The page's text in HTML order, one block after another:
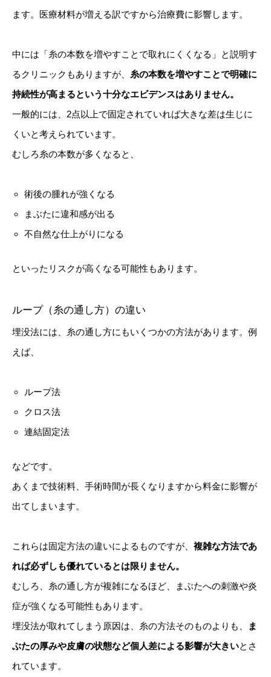
ます。医療材料が増える訳ですから治療費に影響します。
中には「糸の本数を増やすことで取れにくくなる」と説明す
るクリニックもありますが、
糸の本数を増やすことで明確に
持続性が高まるという十分なエビデンスはありません。
一般的には、2点以上で固定されていれば大きな差は生じに
くいと考えられています。
むしろ糸の本数が多くなると、
術後の腫れが強くなる
まぶたに違和感が出る
不自然な仕上がりになる
といったリスクが高くなる可能性もあります。
ループ（糸の通し方）の違い
埋没法には、糸の通し方にもいくつかの方法があります。例
えば、
ループ法
クロス法
連結固定法
などです。
あくまで技術料、手術時間が長くなりますから料金に影響が
出てしまいます。
これらは固定方法の違いによるものですが、 複雑な方法であ
れば必ずしも優れているとは限りません。
むしろ、糸の通し方が複雑になるほど、まぶたへの刺激や炎
症が強くなる可能性もあります。
埋没法が取れてしまう原因は、糸の方法そのものよりも、
ま
ぶたの厚みや皮膚の状態など個人差による影響が大きいとさ
れています。